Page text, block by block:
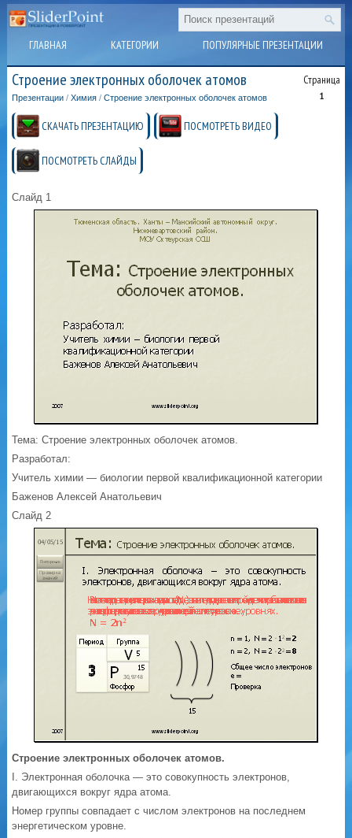
ГЛАВНАЯ КАТЕГОРИИ ПОПУЛЯРНЫЕ ПРЕЗЕНТАЦИИ
Строение электронных оболочек атомов Страница
1
Презентации /Химия /Строение электронных оболочек атомов
СКАЧАТЬ ПРЕЗЕНТАЦИЮ ПОСМОТРЕТЬ ВИДЕО
ПОСМОТРЕТЬ СЛАЙДЫ
Слайд 1
Тема: Строение электронных оболочек атомов.
Разработал:
Учитель химии — биологии первой квалификационной категории
Баженов Алексей Анатольевич
Слайд 2
Строение электронных оболочек атомов.
I. Электронная оболочка — это совокупность электронов,
двигающихся вокруг ядра атома.
Номер группы совпадает с числом электронов на последнем
энергетическом уровне.